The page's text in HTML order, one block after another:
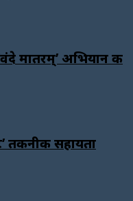
मातरम्’ अभियान की
तकनीकी सहायता